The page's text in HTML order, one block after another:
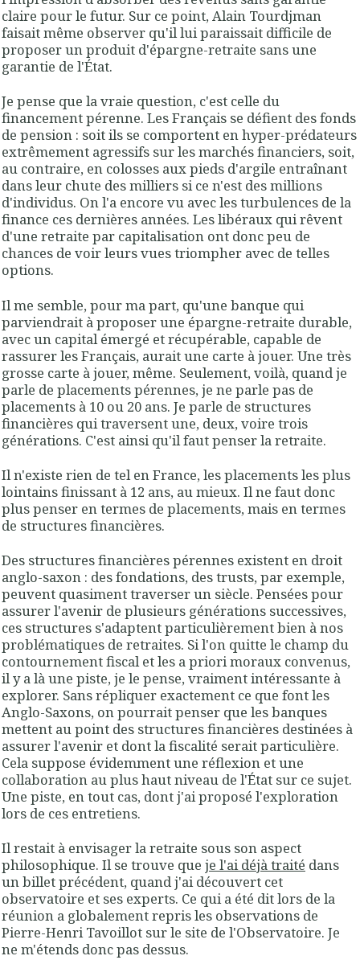
claire pour le futur. Sur ce point, Alain Tourdjman
faisait même observer qu'il lui paraissait difficile de
proposer un produit d'épargne-retraite sans une
garantie de l'État.
Je pense que la vraie question, c'est celle du
financement pérenne. Les Français se défient des fonds
de pension : soit ils se comportent en hyper-prédateurs
extrêmement agressifs sur les marchés financiers, soit,
au contraire, en colosses aux pieds d'argile entraînant
dans leur chute des milliers si ce n'est des millions
d'individus. On l'a encore vu avec les turbulences de la
finance ces dernières années. Les libéraux qui rêvent
d'une retraite par capitalisation ont donc peu de
chances de voir leurs vues triompher avec de telles
options.
Il me semble, pour ma part, qu'une banque qui
parviendrait à proposer une épargne-retraite durable,
avec un capital émergé et récupérable, capable de
rassurer les Français, aurait une carte à jouer. Une très
grosse carte à jouer, même. Seulement, voilà, quand je
parle de placements pérennes, je ne parle pas de
placements à 10 ou 20 ans. Je parle de structures
financières qui traversent une, deux, voire trois
générations. C'est ainsi qu'il faut penser la retraite.
Il n'existe rien de tel en France, les placements les plus
lointains finissant à 12 ans, au mieux. Il ne faut donc
plus penser en termes de placements, mais en termes
de structures financières.
Des structures financières pérennes existent en droit
anglo-saxon : des fondations, des trusts, par exemple,
peuvent quasiment traverser un siècle. Pensées pour
assurer l'avenir de plusieurs générations successives,
ces structures s'adaptent particulièrement bien à nos
problématiques de retraites. Si l'on quitte le champ du
contournement fiscal et les a priori moraux convenus,
il y a là une piste, je le pense, vraiment intéressante à
explorer. Sans répliquer exactement ce que font les
Anglo-Saxons, on pourrait penser que les banques
mettent au point des structures financières destinées à
assurer l'avenir et dont la fiscalité serait particulière.
Cela suppose évidemment une réflexion et une
collaboration au plus haut niveau de l'État sur ce sujet.
Une piste, en tout cas, dont j'ai proposé l'exploration
lors de ces entretiens.
Il restait à envisager la retraite sous son aspect
philosophique. Il se trouve que je l'ai déjà traité dans
un billet précédent, quand j'ai découvert cet
observatoire et ses experts. Ce qui a été dit lors de la
réunion a globalement repris les observations de
Pierre-Henri Tavoillot sur le site de l'Observatoire. Je
ne m'étends donc pas dessus.